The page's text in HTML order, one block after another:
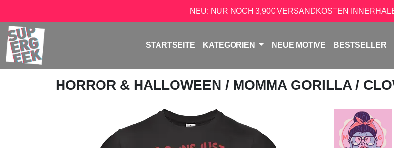
NEU: NUR NOCH 3,90€ VERSANDKOSTEN
STARTSEITE KATEGORIEN NEUE MOTIVE BESTSELLER
HORROR & HALLOWEEN / MOMMA GORILLA /